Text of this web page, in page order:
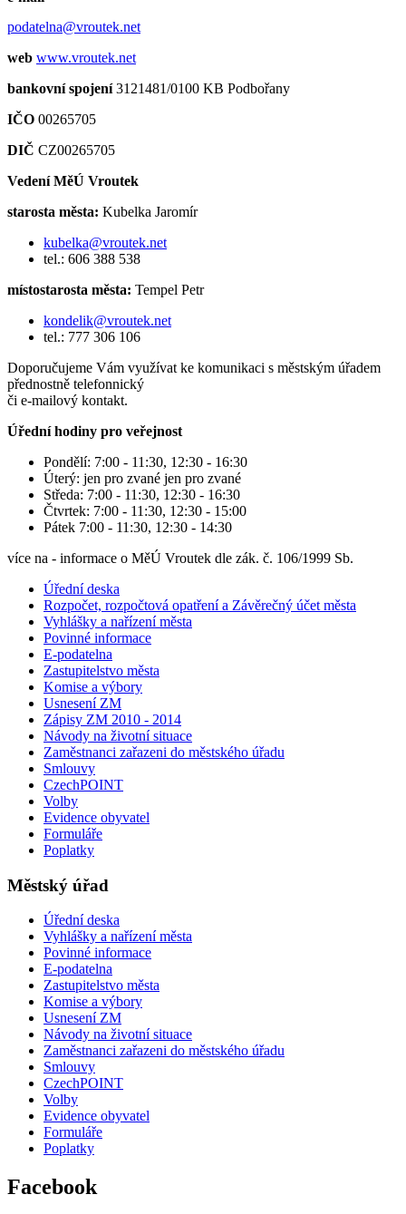
podatelna@vroutek.net
web www.vroutek.net
bankovní spojení3121481/0100 KB Podbořany
IČO 00265705
DIČ CZ00265705
Vedení MěÚ Vroutek
starosta města: Kubelka Jaromír
kubelka@vroutek.net
tel.: 606 388 538
místostarosta města: Tempel Petr
kondelik@vroutek.net
tel.: 777 306 106
Doporučujeme Vám využívat ke komunikaci s městským úřadem
přednostně telefonnický
či e-mailový kontakt.
Úřední hodiny pro veřejnost
Pondělí: 7:00 - 11:30, 12:30 - 16:30
Úterý: jen pro zvané jen pro zvané
Středa: 7:00 - 11:30, 12:30 - 16:30
Čtvrtek: 7:00 - 11:30, 12:30 - 15:00
Pátek 7:00 - 11:30, 12:30 - 14:30
více na - informace o MěÚ Vroutek dle zák. č. 106/1999 Sb.
Úřední deska
Rozpočet, rozpočtová opatření a Závěrečný účet města
Vyhlášky a nařízení města
Povinné informace
E-podatelna
Zastupitelstvo města
Komise a výbory
Usnesení ZM
Zápisy ZM 2010 - 2014
Návody na životní situace
Zaměstnanci zařazeni do městského úřadu
Smlouvy
CzechPOINT
Volby
Evidence obyvatel
Formuláře
Poplatky
Městský úřad
Úřední deska
Vyhlášky a nařízení města
Povinné informace
E-podatelna
Zastupitelstvo města
Komise a výbory
Usnesení ZM
Návody na životní situace
Zaměstnanci zařazeni do městského úřadu
Smlouvy
CzechPOINT
Volby
Evidence obyvatel
Formuláře
Poplatky
Facebook